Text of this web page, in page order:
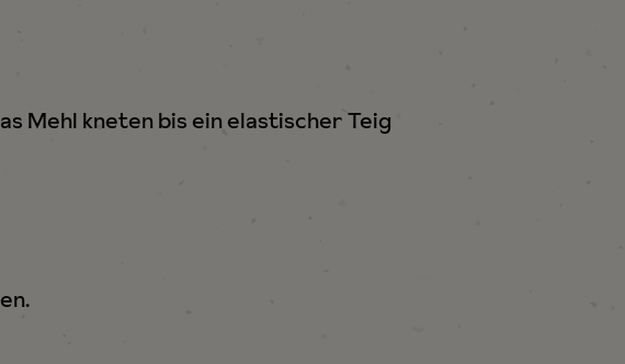
Mehl kneten bis ein elastischer Teig